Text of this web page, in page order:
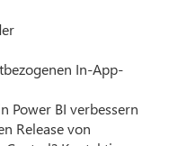
In-App-
Power BI verbessern
Release von